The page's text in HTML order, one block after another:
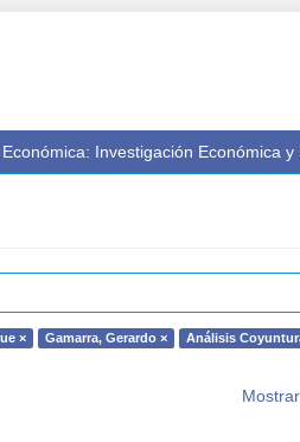
Investigación Económica y
× Gamarra, Gerardo × Análisis